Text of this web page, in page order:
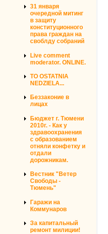
31 января
очередной митинг
в защиту
конституционного
права граждан на
своблду собраний
Live comment
moderator. ONLINE.
TO OSTATNIA
NEDZIELA...
Беззаконие в
лицах
Бюджет г. Тюмени
2010г. - Как у
здравоохранения
с образованием
отняли конфетку и
отдали
дорожникам.
Вестник "Ветер
Свободы -
Тюмень"
Гаражи на
Коммунаров
За капитальный
ремонт милиции!